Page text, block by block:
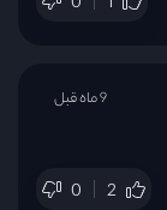
0 2
9 ماه قبل